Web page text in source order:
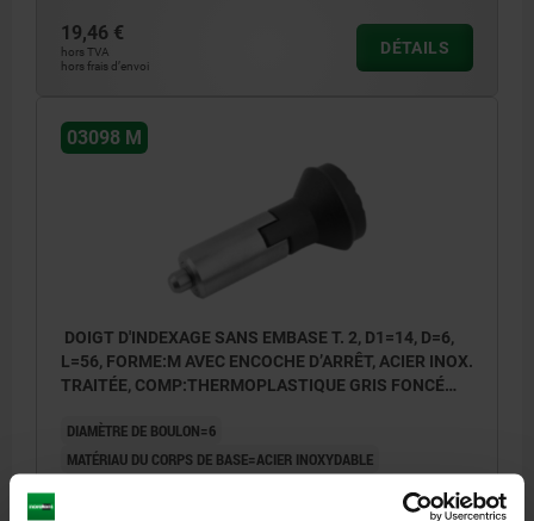
19,46 €
hors TVA
hors frais d’envoi
DÉTAILS
03098 M
DOIGT D'INDEXAGE SANS EMBASE T. 2, D1=14, D=6,
L=56, FORME:M AVEC ENCOCHE D’ARRÊT, ACIER INOX.
TRAITÉE, COMP:THERMOPLASTIQUE GRIS FONCÉ
DIAMÈTRE DE BOULON=6
MATÉRIAU DU CORPS DE BASE=ACIER INOXYDABLE